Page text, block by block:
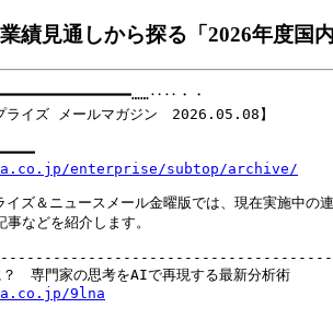
績見通しから探る「2026年度国
・・
ライズ メールマガジン　2026.05.08】
enterprise/subtop/archive/
ズ＆ニュースメール金曜版では、現在実施中の
などを紹介します。
9lna